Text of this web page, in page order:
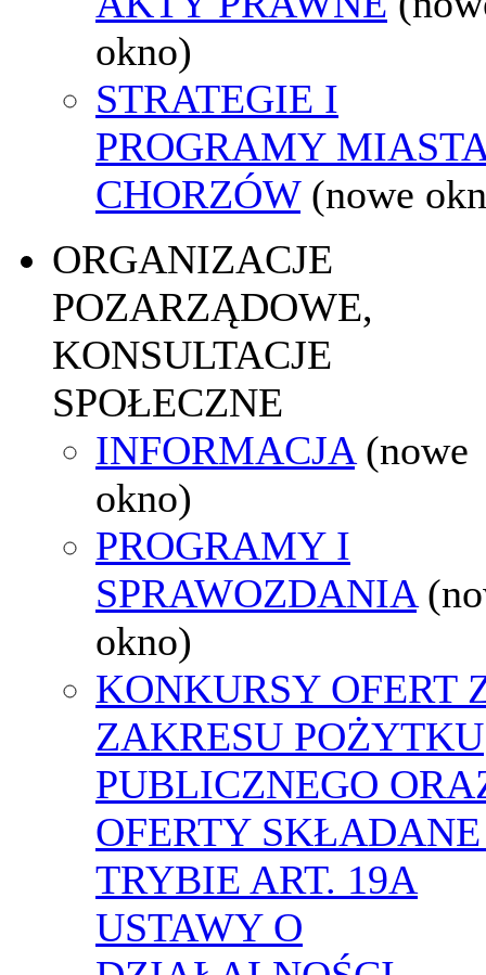
okno)
STRATEGIE I
PROGRAMY
CHORZÓW (nowe
ORGANIZACJE
POZARZĄDOWE,
KONSULTACJE
SPOŁECZNE
INFORMACJA (nowe
okno)
PROGRAMY I
SPRAWOZDANIA
okno)
KONKURSY OFERT
ZAKRESU POŻYTKU
PUBLICZNEGO
OFERTY
TRYBIE ART. 19A
USTAWY O